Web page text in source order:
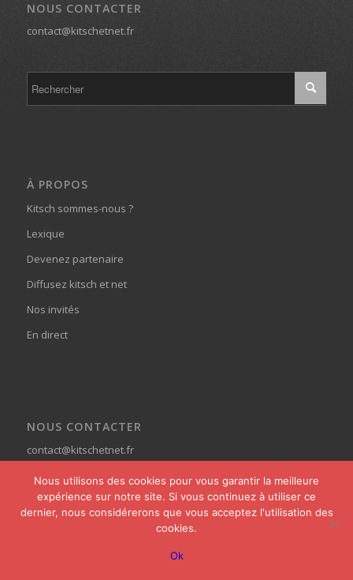
NOUS CONTACTER
contact@kitschetnet.fr
À PROPOS
Kitsch sommes-nous ?
Lexique
Devenez partenaire
Diffusez kitsch et net
Nos invités
En direct
NOUS CONTACTER
contact@kitschetnet.fr
powered by Enfold WordPress Theme
Nous utilisons des cookies pour vous garantir la meilleure
expérience sur notre site. Si vous continuez à utiliser ce
dernier, nous considérerons que vous acceptez l'utilisation des
cookies.
Ok